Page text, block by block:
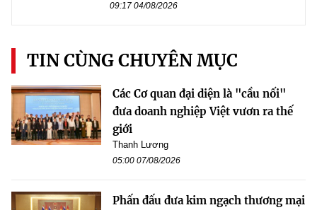
09:17 04/08/2026
TIN CÙNG CHUYÊN MỤC
Các Cơ quan đại diện là "cầu nối"
đưa doanh nghiệp Việt vươn ra thế
giới
Thanh Lương
05:00 07/08/2026
Phấn đấu đưa kim ngạch thương mại